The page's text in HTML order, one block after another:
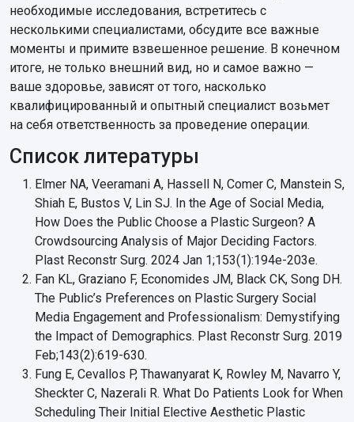
необходимые исследования, встретитесь с
несколькими специалистами, обсудите все важные
моменты и примите взвешенное решение. В конечном
итоге, не только внешний вид, но и самое важно —
ваше здоровье, зависят от того, насколько
квалифицированный и опытный специалист возьмет
на себя ответственность за проведение операции.
Список литературы
Elmer NA, Veeramani A, Hassell N, Comer C, Manstein S,
Shiah E, Bustos V, Lin SJ. In the Age of Social Media,
How Does the Public Choose a Plastic Surgeon? A
Crowdsourcing Analysis of Major Deciding Factors.
Plast Reconstr Surg. 2024 Jan 1;153(1):194e-203e.
Fan KL, Graziano F, Economides JM, Black CK, Song DH.
The Public’s Preferences on Plastic Surgery Social
Media Engagement and Professionalism: Demystifying
the Impact of Demographics. Plast Reconstr Surg. 2019
Feb;143(2):619-630.
Fung E, Cevallos P, Thawanyarat K, Rowley M, Navarro Y,
Sheckter C, Nazerali R. What Do Patients Look for When
Scheduling Their Initial Elective Aesthetic Plastic